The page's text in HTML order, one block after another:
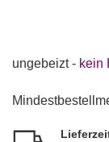
ungebeizt - kein